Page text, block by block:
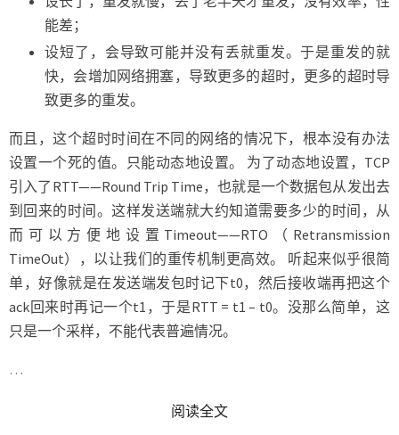
能差；
设短了，会导致可能并没有丢就重发。于是重发的就
快，会增加网络拥塞，导致更多的超时，更多的超时导
致更多的重发。
而且，这个超时时间在不同的网络的情况下，根本没有办法
设置一个死的值。只能动态地设置。 为了动态地设置，TCP
引入了RTT——Round Trip Time，也就是一个数据包从发出去
到回来的时间。这样发送端就大约知道需要多少的时间，从
而可以方便地设置Timeout——RTO（Retransmission
TimeOut），以让我们的重传机制更高效。 听起来似乎很简
单，好像就是在发送端发包时记下t0，然后接收端再把这个
ack回来时再记一个t1，于是RTT = t1 – t0。没那么简单，这
只是一个采样，不能代表普遍情况。
…
阅读全文READ MORE